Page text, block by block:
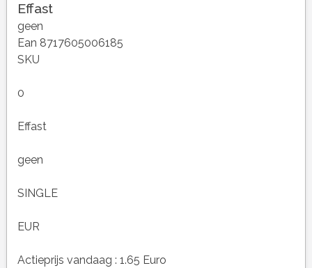
Effast
geen
Ean 8717605006185
SKU
0
Effast
geen
SINGLE
EUR
Actieprijs vandaag : 1.65 Euro